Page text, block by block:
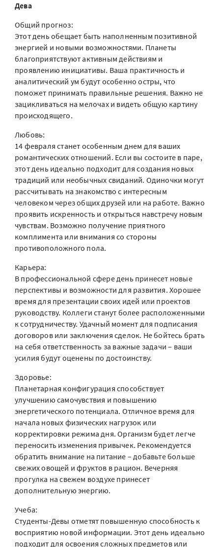
Дева
Общий прогноз:
Этот день обещает быть наполненным позитивной
энергией и новыми возможностями. Планеты
благоприятствуют активным действиям и
проявлению инициативы. Ваша практичность и
аналитический ум будут особенно остры, что
поможет принимать правильные решения. Важно не
зацикливаться на мелочах и видеть общую картину
происходящего.
Любовь:
14 февраля станет особенным днем для ваших
романтических отношений. Если вы состоите в паре,
этот день идеально подходит для создания новых
традиций или необычных свиданий. Одиночки могут
рассчитывать на знакомство с интересным
человеком через общих друзей или на работе. Важно
проявить искренность и открыться навстречу новым
чувствам. Возможно получение приятного
комплимента или внимания со стороны
противоположного пола.
Карьера:
В профессиональной сфере день принесет новые
перспективы и возможности для развития. Хорошее
время для презентации своих идей или проектов
руководству. Коллеги станут более расположенными
к сотрудничеству. Удачный момент для подписания
договоров или заключения сделок. Не бойтесь брать
на себя ответственность за важные задачи – ваши
усилия будут оценены по достоинству.
Здоровье:
Планетарная конфигурация способствует
улучшению самочувствия и повышению
энергетического потенциала. Отличное время для
начала новых физических нагрузок или
корректировки режима дня. Организм будет легче
переносить изменения привычек. Рекомендуется
обратить внимание на питание – добавьте больше
свежих овощей и фруктов в рацион. Вечерняя
прогулка на свежем воздухе принесет
дополнительную энергию.
Учеба:
Студенты-Девы отметят повышенную способность к
восприятию новой информации. Этот день идеально
подходит для освоения сложных предметов или